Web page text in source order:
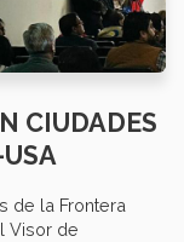
CIUDADES
de la Frontera
Visor de